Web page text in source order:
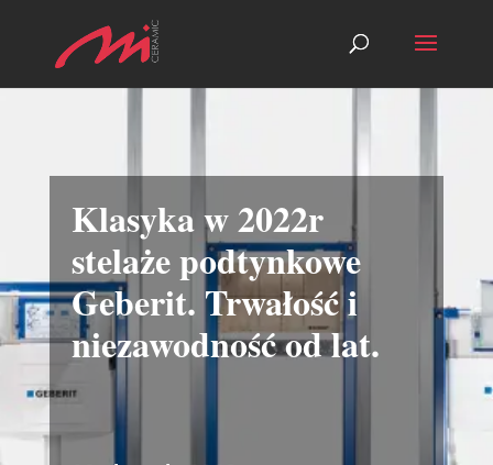
Klasyka w 2022r
stelaże podtynkowe
Geberit. Trwałość i
niezawodność od lat.